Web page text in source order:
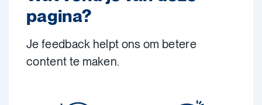
pagina?
Je feedback helpt ons om betere
content te maken.